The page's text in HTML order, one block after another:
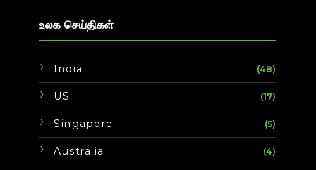
உலக செய்திகள்
India (48)
US (17)
Singapore (5)
Australia (4)